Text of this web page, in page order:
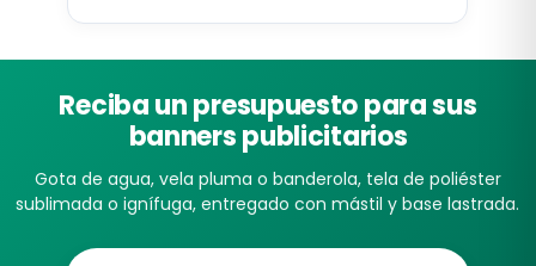
Reciba un presupuesto para sus
banners publicitarios
Gota de agua, vela pluma o banderola, tela de poliéster
sublimada o ignífuga, entregado con mástil y base lastrada.